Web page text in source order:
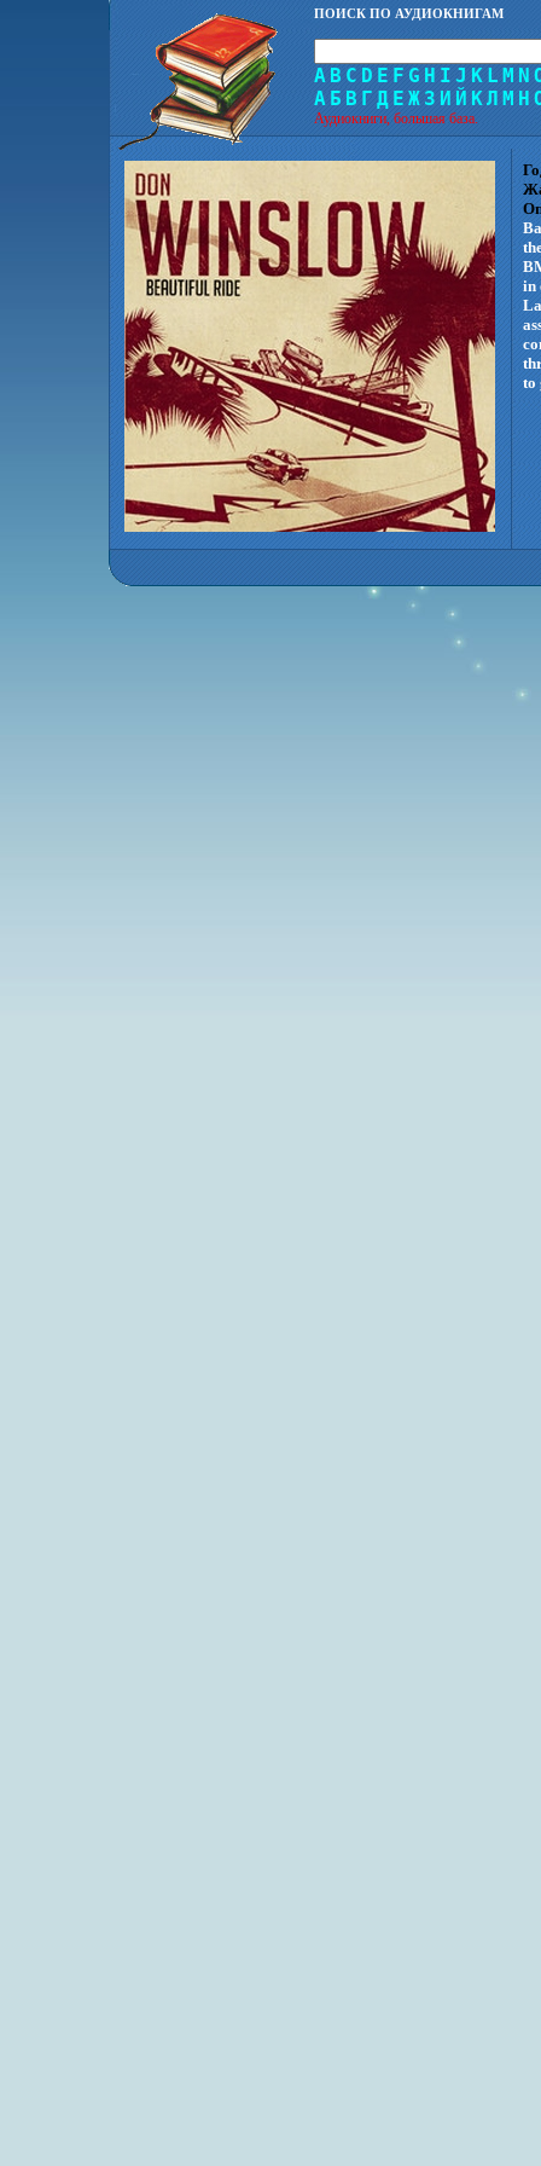
ПОИСК ПО АУДИОКНИГАМ
A B C D E F G H I J K L M N
А Б В Г Д Е Ж З И Й КЛ М Н
Аудиокниги, большая база.
in
to